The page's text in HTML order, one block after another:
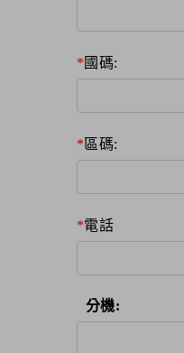
國碼:
區碼:
電話
分機: